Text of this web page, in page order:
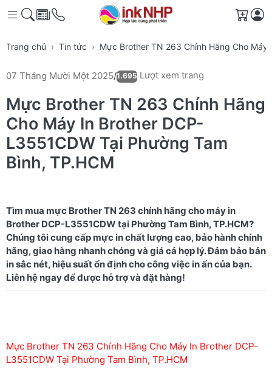
Giỏ
Trang chủ Tin tức Mực Brother TN 263 Chính Hãng Cho Máy
07 Tháng Mười Một 2025/1.695 Lượt xem trang
Mực Brother TN 263 Chính Hãng
Cho Máy In Brother DCP-
L3551CDW Tại Phường Tam
Bình, TP.HCM
Tìm mua mực Brother TN 263 chính hãng cho máy in
Brother DCP-L3551CDW tại Phường Tam Bình, TP.HCM?
Chúng tôi cung cấp mực in chất lượng cao, bảo hành chính
hãng, giao hàng nhanh chóng và giá cả hợp lý. Đảm bảo bản
in sắc nét, hiệu suất ổn định cho công việc in ấn của bạn.
Mực Brother TN 263 Chính Hãng Cho Máy In Brother DCP-
L3551CDW Tại Phường Tam Bình, TP.HCM